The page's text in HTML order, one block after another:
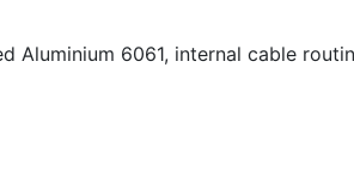
Aluminium 6061, internal cable